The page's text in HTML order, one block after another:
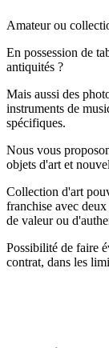
Amateur ou
En possession de
antiquités ?
Mais aussi des
instruments de
spécifiques.
Nous vous
objets d'art et
Collection d'art
franchise avec
de valeur ou
Possibilité de faire
contrat, dans les